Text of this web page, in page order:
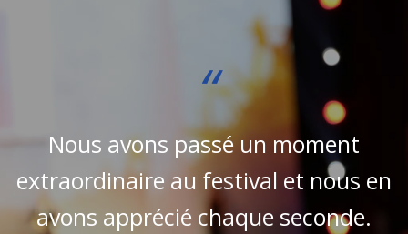
“
Nous avons passé un moment
extraordinaire au festival et nous en
avons apprécié chaque seconde.